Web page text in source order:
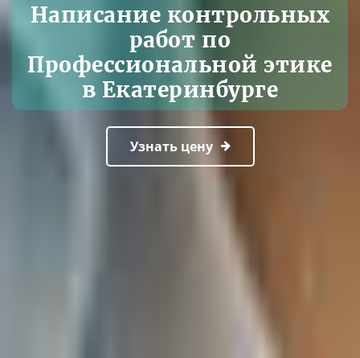
Написание контрольных
работ по
Профессиональной этике
в Екатеринбурге
Узнать цену